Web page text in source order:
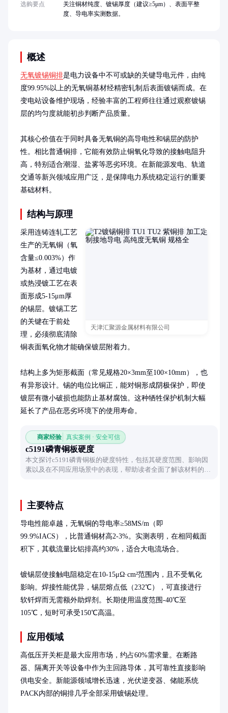
概述
无氧镀锡铜排是电力设备中不可或缺的关键导电元件，由纯
度99.95%以上的无氧铜基材经精密轧制后表面镀锡而成。在
变电站设备维护现场，经验丰富的工程师往往通过观察镀锡
层的均匀度就能初步判断产品质量。
其核心价值在于同时具备无氧铜的高导电性和锡层的防护
性。相比普通铜排，它能有效防止铜氧化导致的接触电阻升
高，特别适合潮湿、盐雾等恶劣环境。在新能源发电、轨道
交通等新兴领域应用广泛，是保障电力系统稳定运行的重要
基础材料。
结构与原理
天津汇聚源金属材料有限公司
采用连铸连轧工艺
生产的无氧铜（氧
含量≤0.003%）作
为基材，通过电镀
或热浸镀工艺在表
面形成5-15μm厚
的锡层。镀锡工艺
的关键在于前处
理，必须彻底清除
铜表面氧化物才能确保镀层附着力。
结构上多为矩形截面（常见规格20×3mm至100×10mm），也
有异形设计。锡的电位比铜正，能对铜形成阴极保护，即使
镀层有微小破损也能防止基材腐蚀。这种牺牲保护机制大幅
延长了产品在恶劣环境下的使用寿命。
商家经验 真实案例 · 安全可信
c5191磷青铜板硬度
本文探讨c5191磷青铜板的硬度特性，包括其硬度范围、影响因
素以及在不同应用场景中的表现，帮助读者全面了解该材料的机
主要特点
导电性能卓越，无氧铜的导电率≥58MS/m（即
99.9%IACS），比普通铜材高2-3%。实测表明，在相同截面
积下，其载流量比铝排高约30%，适合大电流场合。
镀锡层使接触电阻稳定在10-15μΩ·cm²范围内，且不受氧化
影响。焊接性能优异，锡层熔点低（232℃），可直接进行
软钎焊而无需额外助焊剂。长期使用温度范围-40℃至
105℃，短时可承受150℃高温。
应用领域
高低压开关柜是最大应用市场，约占60%需求量。在断路
器、隔离开关等设备中作为主回路导体，其可靠性直接影响
供电安全。新能源领域增长迅速，光伏逆变器、储能系统
PACK内部的铜排几乎全部采用镀锡处理。
选购要点
关注铜材纯度、镀锡厚度（建议≥5μm）、表面平整
度、导电率实测数据。